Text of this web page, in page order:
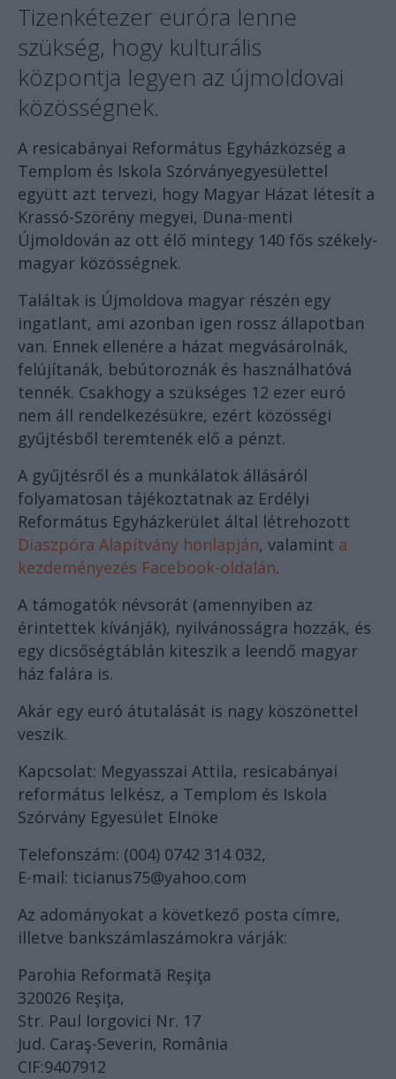
Tizenkétezer euróra lenne
szükség, hogy kulturális
központja legyen az újmoldovai
közösségnek.
A resicabányai Református Egyházközség a
Templom és Iskola Szórványegyesülettel
együtt azt tervezi, hogy Magyar Házat létesít a
Krassó-Szörény megyei, Duna-menti
Újmoldován az ott élő mintegy 140 fős székely-
magyar közösségnek.
Találtak is Újmoldova magyar részén egy
ingatlant, ami azonban igen rossz állapotban
van. Ennek ellenére a házat megvásárolnák,
felújítanák, bebútoroznák és használhatóvá
tennék. Csakhogy a szükséges 12 ezer euró
nem áll rendelkezésükre, ezért közösségi
gyűjtésből teremtenék elő a pénzt.
A gyűjtésről és a munkálatok állásáról
folyamatosan tájékoztatnak az Erdélyi
Református Egyházkerület által létrehozott
Diaszpóra Alapítvány honlapján, valamint a
kezdeményezés Facebook-oldalán.
A támogatók névsorát (amennyiben az
érintettek kívánják), nyilvánosságra hozzák, és
egy dicsőségtáblán kiteszik a leendő magyar
ház falára is.
Akár egy euró átutalását is nagy köszönettel
veszik.
Kapcsolat: Megyasszai Attila, resicabányai
református lelkész, a Templom és Iskola
Szórvány Egyesület Elnöke
Telefonszám: (004) 0742 314 032,
E-mail: ticianus75@yahoo.com
Az adományokat a következő posta címre,
illetve bankszámlaszámokra várják:
Parohia Reformată Reşiţa
320026 Reşiţa,
Str. Paul Iorgovici Nr. 17
Jud. Caraş-Severin, România
CIF:9407912